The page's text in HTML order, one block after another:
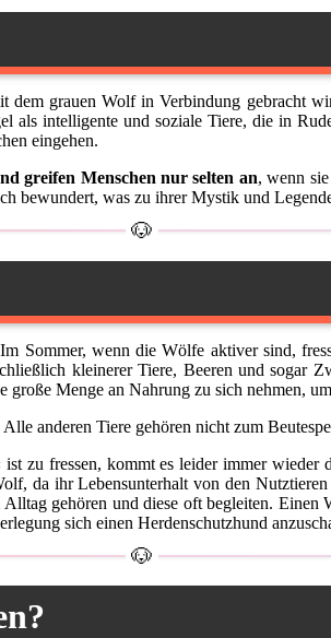
grauen Wolf in Verbindung gebracht
intelligente und soziale Tiere, die in
eingehen.
greifen Menschen nur selten an, wenn
bewundert, was zu ihrer Mystik und
Sommer, wenn die Wölfe aktiver sind,
kleinerer Tiere, Beeren und sogar
große Menge an Nahrung zu sich nehmen,
Alle anderen Tiere gehören nicht zum
zu fressen, kommt es leider immer
da ihr Lebensunterhalt von den
gehören und diese oft begleiten.
sich einen Herdenschutzhund